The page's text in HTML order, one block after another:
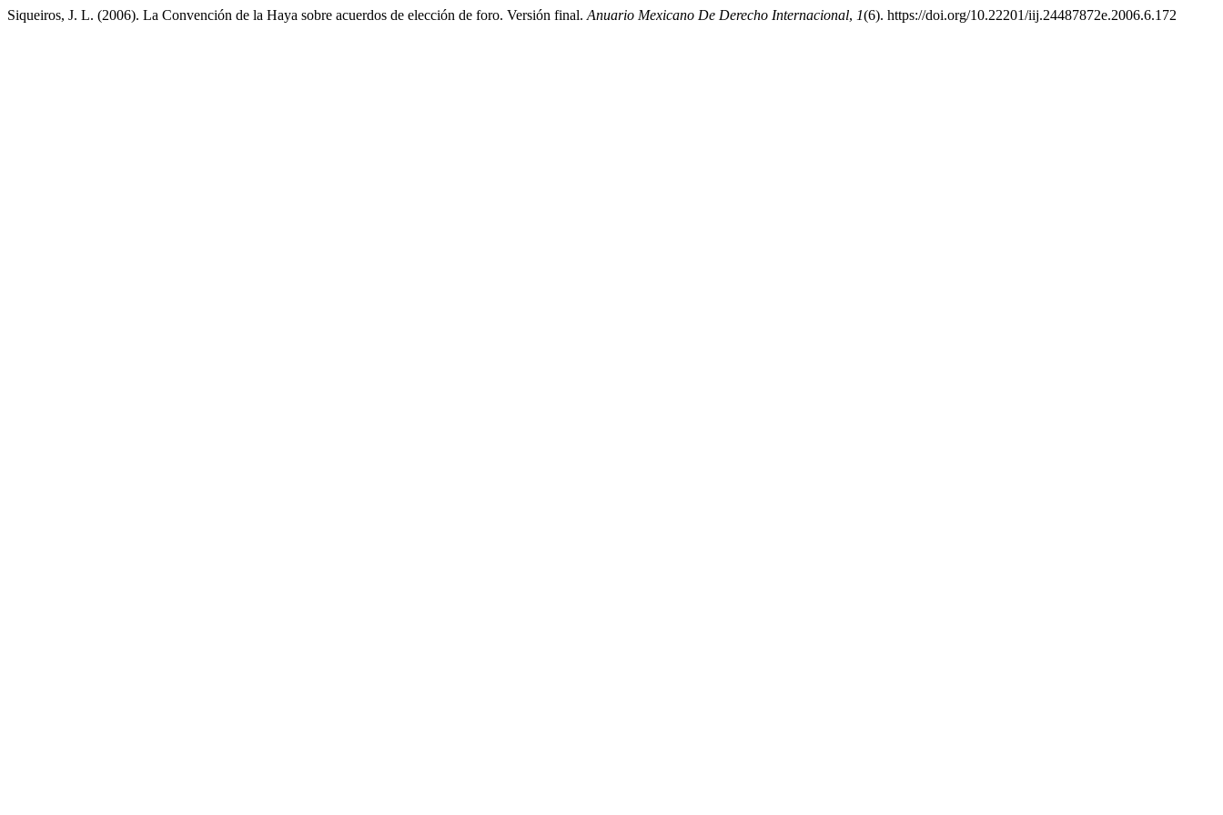
Siqueiros, J. L. (2006). La Convención de la Haya sobre acuerdos de elección de foro. Versión final. Anuario Mexicano De Derecho Internacional, 1(6). https://doi.org/10.22201/iij.24487872e.2006.6.172